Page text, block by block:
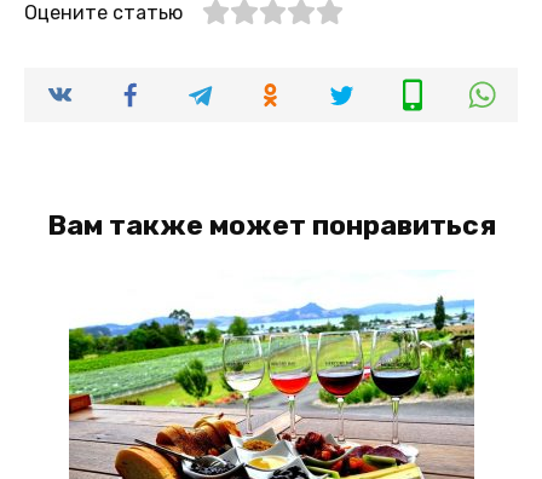
Оцените статью
Вам также может понравиться